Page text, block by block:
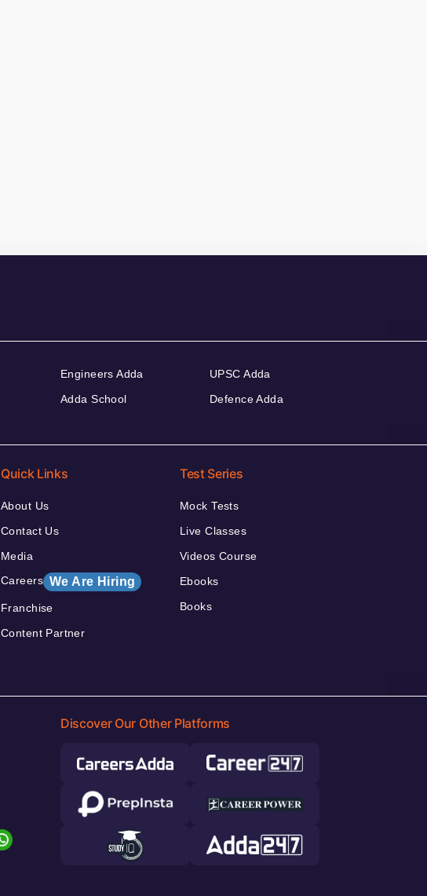
Engineers Adda
Adda School
UPSC Adda
Defence Adda
Quick Links
About Us
Contact Us
Media
Careers We Are Hiring
Franchise
Content Partner
Test Series
Mock Tests
Live Classes
Videos Course
Ebooks
Books
Discover Our Other Platforms